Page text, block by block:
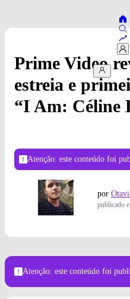
Prime Video
estreia e
“I Am: Céline
Atenção: este conteúdo foi
por
publicado
Atenção: este conteúdo foi